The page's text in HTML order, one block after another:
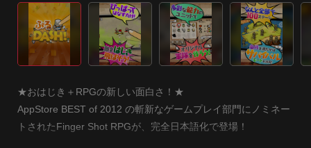
★おはじき＋RPGの新しい面白さ！★
AppStore BEST of 2012 の斬新なゲームプレイ部門にノミネー
トされたFinger Shot RPGが、完全日本語化で登場！